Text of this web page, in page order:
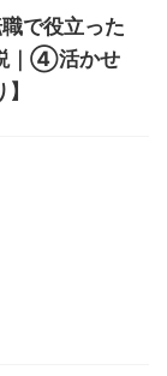
で役立った
｜④活かせ